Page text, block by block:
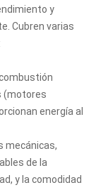
y
Cubren varias
(motores
energía al
mecánicas,
de la
y la comodidad